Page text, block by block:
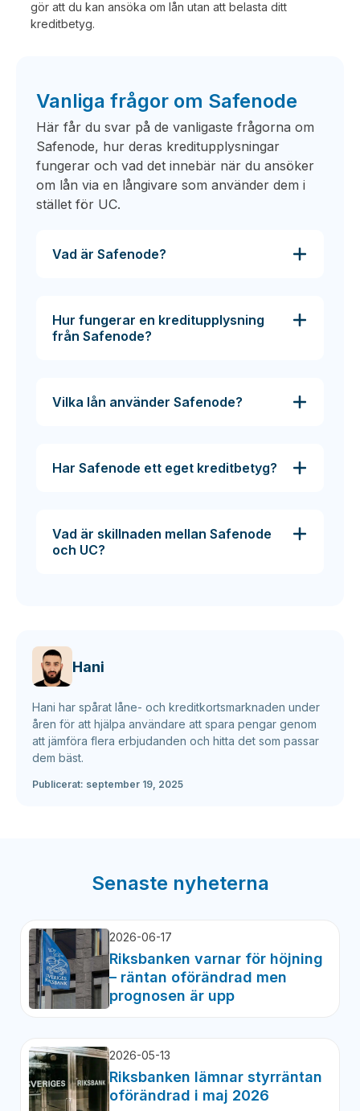
gör att du kan ansöka om lån utan att belasta ditt
kreditbetyg.
Vanliga frågor om Safenode
Här får du svar på de vanligaste frågorna om
Safenode, hur deras kreditupplysningar
fungerar och vad det innebär när du ansöker
om lån via en långivare som använder dem i
stället för UC.
Vad är Safenode?
Hur fungerar en kreditupplysning
från Safenode?
Vilka lån använder Safenode?
Har Safenode ett eget kreditbetyg?
Vad är skillnaden mellan Safenode
och UC?
Hani
Hani har spårat låne- och kreditkortsmarknaden under
åren för att hjälpa användare att spara pengar genom
att jämföra flera erbjudanden och hitta det som passar
dem bäst.
Publicerat: september 19, 2025
Senaste nyheterna
2026-06-17
Riksbanken varnar för höjning
– räntan oförändrad men
prognosen är upp
2026-05-13
Riksbanken lämnar styrräntan
oförändrad i maj 2026